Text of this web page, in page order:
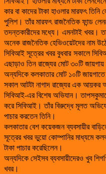
কার বা কাদের টাকা হাওলার মারফৎ
পুলিশ। তাঁর মারফৎ রাজনৈতিক ফান্ড
তদন্তকারীদের মধ্যে। এমনটাই খবর।
অনেক রাজনৈতিক হেভিওয়েটদের নাম
সিবিআই সূত্রের খবর বুধবার সকালে
এছাড়াও তিন রাজ্যের মোট ৩০টি জায়গায়
অন্যদিকে কলকাতার মোট ১০টি জায়গাতে
সকাল আটটা নাগাদ রাজ্যের এক আয়কর
সিবিআই-এর বিশেষ অভিযান।
করে সিবিআই। তাঁর বিরুদ্ধে মূলত
পাচার করতেন তিনি।
কলকাতার বেশ কয়েকজন ব্যবসায়ীর
সূত্রের খবর ভুয়ো কোম্পানির মাধ্যমে
টাকা পাচার করেছিলেন।
অন্যদিকে সেইসব ব্যবসায়ীদেরও খুব
খবর।